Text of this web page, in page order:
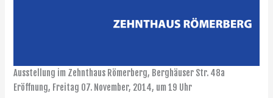
Ausstellung im Zehnthaus Römerberg, Berghäuser Str. 48a
Eröffnung, Freitag 07. November, 2014, um 19 Uhr